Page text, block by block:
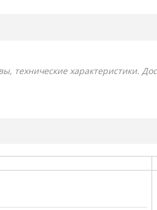
технические характеристики.